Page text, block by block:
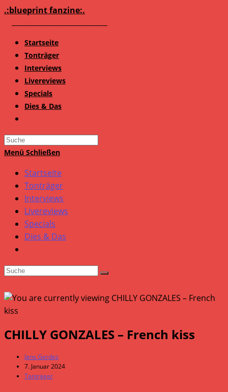
Zum
.:blueprint fanzine:.
Startseite
Tonträger
Interviews
Livereviews
Specials
Dies & Das
Search
this
Menü Schließen
Startseite
Tonträger
Interviews
Livereviews
Specials
Dies & Das
CHILLY GONZALES – French kiss
Beitrags-
Autor:
Jens Gerdes
Beitrag
veröffentlicht:
7. Januar 2024
Beitrags-
Tonträger